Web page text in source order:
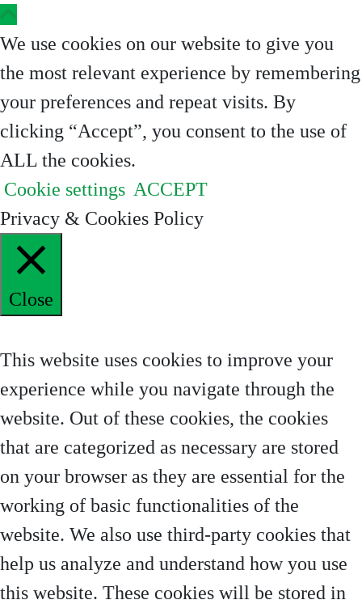
We use cookies on our website to give you
the most relevant experience by remembering
your preferences and repeat visits. By
clicking “Accept”, you consent to the use of
ALL the cookies.
Cookie settings ACCEPT
Privacy & Cookies Policy
Close
This website uses cookies to improve your
experience while you navigate through the
website. Out of these cookies, the cookies
that are categorized as necessary are stored
on your browser as they are essential for the
working of basic functionalities of the
website. We also use third-party cookies that
help us analyze and understand how you use
this website. These cookies will be stored in